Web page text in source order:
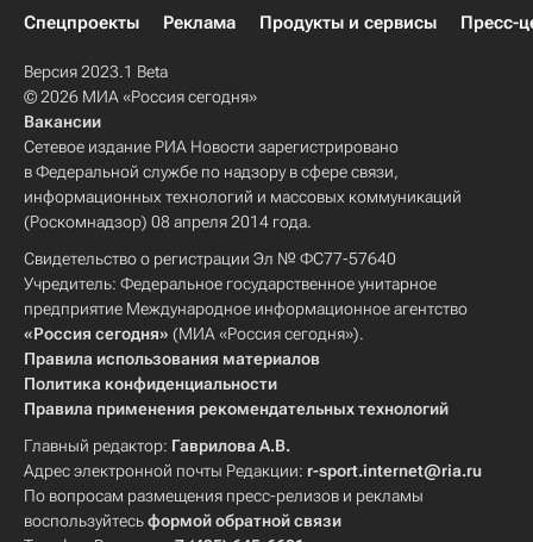
Спецпроекты
Реклама Продукты и сервисы Пресс-
Версия 2023.1 Beta
© 2026 МИА «Россия сегодня»
Вакансии
Сетевое издание РИА Новости зарегистрировано
в Федеральной службе по надзору в сфере связи,
информационных технологий и массовых коммуникаций
(Роскомнадзор) 08 апреля 2014 года.
Свидетельство о регистрации Эл № ФС77-57640
Учредитель: Федеральное государственное унитарное
предприятие Международное информационное агентство
«Россия сегодня» (МИА «Россия сегодня»).
Правила использования материалов
Политика конфиденциальности
Правила применения рекомендательных технологий
Главный редактор: Гаврилова А.В.
Адрес электронной почты Редакции: r-sport.internet@ria.ru
По вопросам размещения пресс-релизов и рекламы
воспользуйтесьформой обратной связи